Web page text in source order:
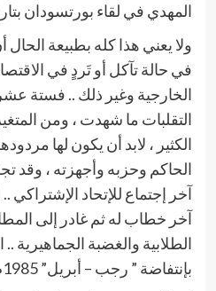
المهدي في لقاء بورتسودان بتاريخ 7 يوليو
ولا يعني هذا كله بطبيعة الحال
في حالة تآكل أو تَردٍ في
الخارجية وغير ذلك .. فستة
التقلبات ما شهدت ، ومن
الكثير ، لابد أن يكون لها
الحاكم وحزبه وأجهزته ، وقد
آخر إجتماع للإتحاد الإشتراكي
آخر خطاب له ثم غادر إلى
الطلابية والغضبة
بإنتفاضة ” رجب – أبريل” 1985م.